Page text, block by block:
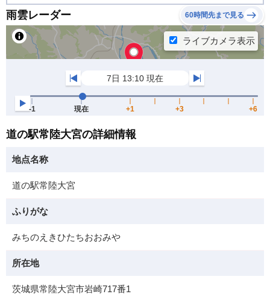
雨雲レーダー 60時間先まで見る
道の駅常陸大宮の詳細情報
地点名称
道の駅常陸大宮
ふりがな
みちのえきひたちおおみや
所在地
茨城県常陸大宮市岩崎717番1